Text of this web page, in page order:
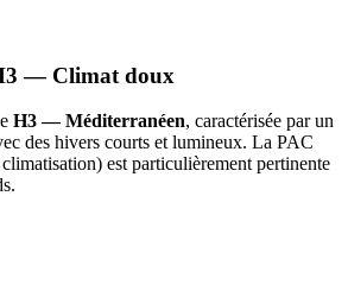
— Climat doux
H3 — Méditerranéen, caractérisée par un
des hivers courts et lumineux. La PAC
est particulièrement pertinente
.